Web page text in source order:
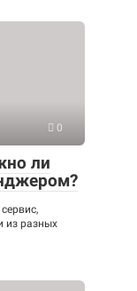
0
ли
из разных